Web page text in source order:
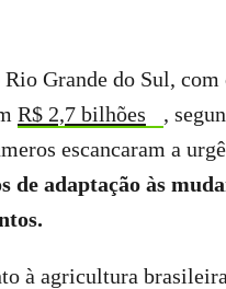
Grande do Sul, com
R$ 2,7 bilhões
,
escancaram a
de adaptação às
à agricultura